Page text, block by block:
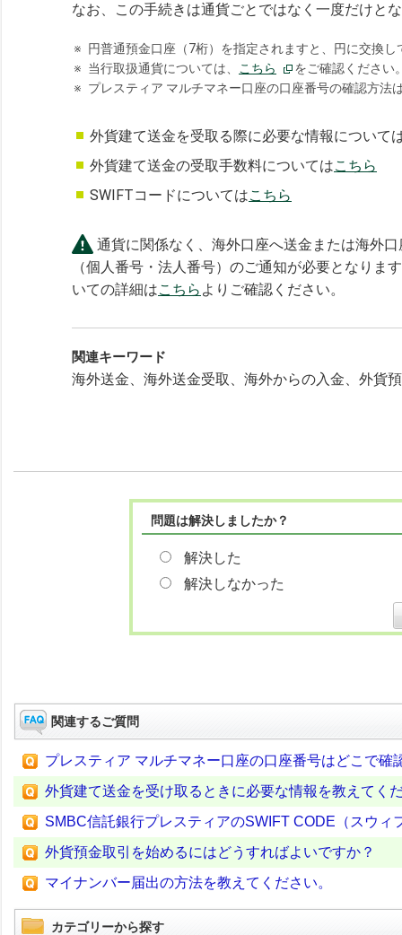
なお、この手続きは通貨ごとではなく一度だけと
※
円普通預金口座（7桁）を指定されますと、円に交換
※ 当行取扱通貨については、 こちら
をご確認ください
※ プレスティア マルチマネー口座の口座番号の確認方法
外貨建て送金を受取る際に必要な情報について
外貨建て送金の受取手数料についてはこちら
SWIFTコードについてはこちら
通貨に関係なく、海外口座へ送金または海外
（個人番号・法人番号）のご通知が必要となり
いての詳細はこちら よりご確認ください。
関連キーワード
海外送金、海外送金受取、海外からの入金、外貨
問題は解決しましたか？
解決した
解決しなかった
関連するご質問
プレスティア マルチマネー口座の口座番号はどこで確
外貨建て送金を受け取るときに必要な情報を教えてく
SMBC信託銀行プレスティアのSWIFT CODE（スウィ
外貨預金取引を始めるにはどうすればよいですか？
マイナンバー届出の方法を教えてください。
カテゴリーから探す